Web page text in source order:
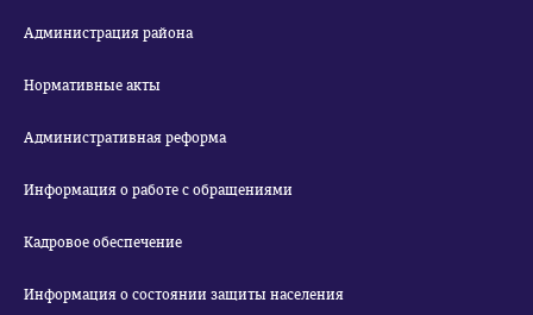
Администрация района
Нормативные акты
Административная реформа
Информация о работе с обращениями
Кадровое обеспечение
Информация о состоянии защиты населения